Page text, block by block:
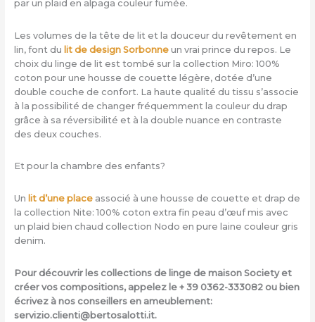
par un plaid en alpaga couleur fumée.
Les volumes de la tête de lit et la douceur du revêtement en
lin, font du lit de design Sorbonneun vrai prince du repos. Le
choix du linge de lit est tombé sur la collection Miro: 100%
coton pour une housse de couette légère, dotée d’une
double couche de confort. La haute qualité du tissu s’associe
à la possibilité de changer fréquemment la couleur du drap
grâce à sa réversibilité et à la double nuance en contraste
des deux couches.
Et pour la chambre des enfants?
Un lit d’une placeassocié à une housse de couette et drap de
la collection Nite: 100% coton extra fin peau d’œuf mis avec
un plaid bien chaud collection Nodo en pure laine couleur gris
denim.
Pour découvrir les collections de linge de maison Society et
créer vos compositions, appelez le + 39 0362-333082 ou bien
écrivez à nos conseillers en ameublement:
servizio.clienti@bertosalotti.it.